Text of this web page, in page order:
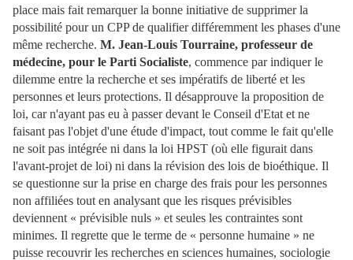
place mais fait remarquer la bonne initiative de supprimer la
possibilité pour un CPP de qualifier différemment les phases d'une
même recherche. M. Jean-Louis Tourraine, professeur de
médecine, pour le Parti Socialiste, commence par indiquer le
dilemme entre la recherche et ses impératifs de liberté et les
personnes et leurs protections. Il désapprouve la proposition de
loi, car n'ayant pas eu à passer devant le Conseil d'Etat et ne
faisant pas l'objet d'une étude d'impact, tout comme le fait qu'elle
ne soit pas intégrée ni dans la loi HPST (où elle figurait dans
l'avant-projet de loi) ni dans la révision des lois de bioéthique. Il
se questionne sur la prise en charge des frais pour les personnes
non affiliées tout en analysant que les risques prévisibles
deviennent « prévisible nuls » et seules les contraintes sont
minimes. Il regrette que le terme de « personne humaine » ne
puisse recouvrir les recherches en sciences humaines, sociologie